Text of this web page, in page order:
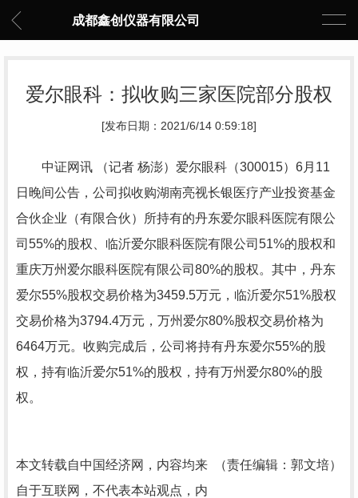
成都鑫创仪器有限公司
爱尔眼科：拟收购三家医院部分股权
[发布日期：2021/6/14 0:59:18]
中证网讯 （记者 杨澎）爱尔眼科（300015）6月11
日晚间公告，公司拟收购湖南亮视长银医疗产业投资基金
合伙企业（有限合伙）所持有的丹东爱尔眼科医院有限公
司55%的股权、临沂爱尔眼科医院有限公司51%的股权和
重庆万州爱尔眼科医院有限公司80%的股权。其中，丹东
爱尔55%股权交易价格为3459.5万元，临沂爱尔51%股权
交易价格为3794.4万元，万州爱尔80%股权交易价格为
6464万元。收购完成后，公司将持有丹东爱尔55%的股
权，持有临沂爱尔51%的股权，持有万州爱尔80%的股
权。
（责任编辑：郭文培）
本文转载自中国经济网，内容均来
自于互联网，不代表本站观点，内